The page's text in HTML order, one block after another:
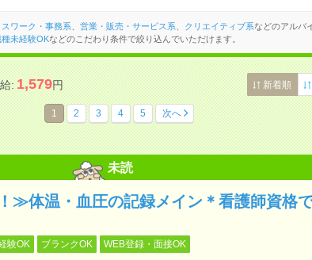
スワーク・事務系 営業・販売・サービス系 クリエイティブ系などのアルバ
種未経験OKなどのこだわり条件で絞り込んでいただけます。
:1,579円 新着順
1 2 3 4 5 次へ
未読
≫体温・血圧の記録メイン＊看護師資格
験OK ブランクOK WEB登録・面接OK